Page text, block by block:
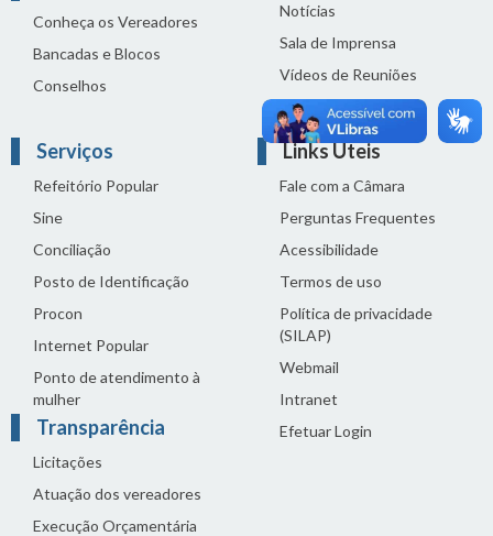
Conheça os Vereadores
Bancadas e Blocos
Conselhos
Notícias
Sala de Imprensa
Vídeos de Reuniões
Solenidades
Serviços
Refeitório Popular
Sine
Conciliação
Posto de Identificação
Procon
Internet Popular
Ponto de atendimento à
mulher
Transparência
Licitações
Atuação dos vereadores
Execução Orçamentária
Links Úteis
Fale com a Câmara
Perguntas Frequentes
Acessibilidade
Termos de uso
Política de privacidade
(SILAP)
Webmail
Intranet
Efetuar Login